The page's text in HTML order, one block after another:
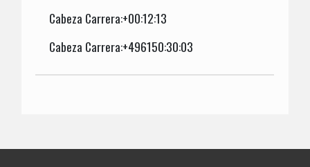
Cabeza Carrera:+00:12:13
Cabeza Carrera:+496150:30:03